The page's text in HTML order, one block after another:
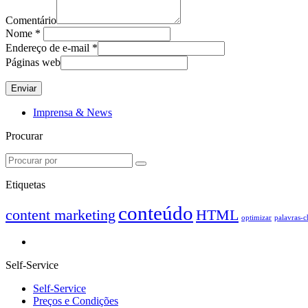
Comentário
Nome *
Endereço de e-mail *
Páginas web
Imprensa & News
Procurar
Etiquetas
content marketing conteúdo HTML optimizar palavras-
Self-Service
Self-Service
Preços e Condições